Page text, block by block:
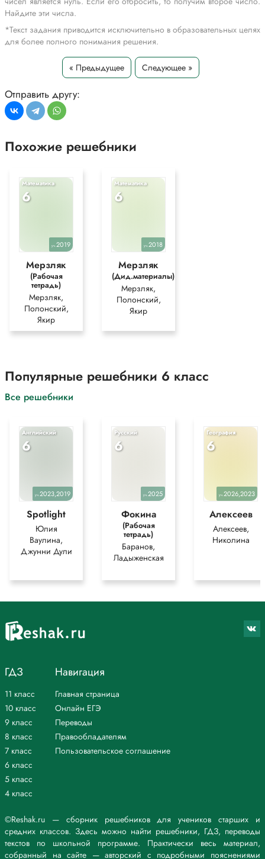
Найдите эти числа.
*Текст задания приводится исключительно в образовательных целях
для более полного понимания решения.
« Предыдущее Следующее »
Отправить другу:
Похожие решебники
Математика
6
уч.2019
Мерзляк
(Рабочая
тетрадь)
Мерзляк,
Полонский,
Якир
Математика
6
уч.2018
Мерзляк
(Дид.материалы)
Мерзляк,
Полонский,
Якир
Популярные решебники 6 класс
Все решебники
Английский
6
уч.2023,2019
Spotlight
Юлия
Ваулина,
Джунни Дули
Русский
6
уч.2025
Фокина
(Рабочая
тетрадь)
Баранов,
Ладыженская
География
6
уч.2026,2023
Алексеев
Алексеев,
Николина
©Reshak.ru — сборник решебников для учеников старших и
средних классов. Здесь можно найти решебники, ГДЗ, переводы
текстов по школьной программе. Практически весь материал,
собранный на сайте — авторский с подробными пояснениями
ГДЗ
11 класс
10 класс
9 класс
8 класс
7 класс
6 класс
5 класс
4 класс
Навигация
Главная страница
Онлайн ЕГЭ
Переводы
Правообладателям
Пользовательское соглашение